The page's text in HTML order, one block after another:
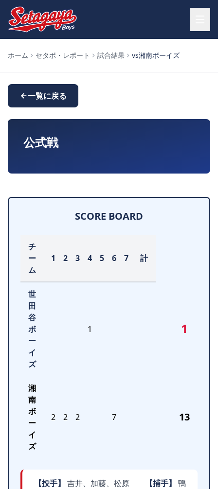
ホーム セタボ・レポート 試合結果 vs湘南ボーイズ
一覧に戻る
公式戦
SCORE BOARD
チ
ー
ム
1 2 3 4 5 6 7 計
世
田
谷
ボ
ー
イ
ズ
1 1
湘
南
ボ
ー
イ
ズ
2 2 2 7 13
【投手】 吉井、加藤、松原 【捕手】
鴨